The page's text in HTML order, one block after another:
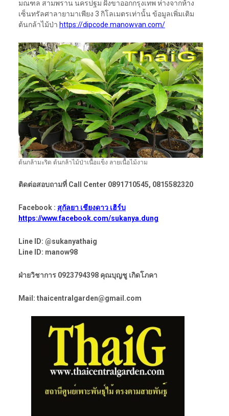
มณฑล สามพราน นครปฐม ฝั่งขาออกกรุงเทพ ห่างจากห้าง
เซ็นทรัลศาลายามาเพียง 3 กิโลเมตรเท่านั้น ข้อมูลเพิ่มเติม
ต้นกล้าไม้ป่า https://dipcode.manowvan.com/
ต้นกล้ามะริด ต้นกล้าไม้ป่าเนื้อแข็ง ลายเนื้อไม้งาม
ติดต่อสอบถามที่ Call Center 0891710545, 0815582320
Facebook : สุกัลยา เชียงดาว เฮิร์บ
https://www.facebook.com/sukanya.dung
Line ID: @sukanyathaig
Line ID: manow98
ฝ่ายวิชาการ 0923794398 คุณบุญชู เกิดโภคา
Mail: thaicentralgarden@gmail.com